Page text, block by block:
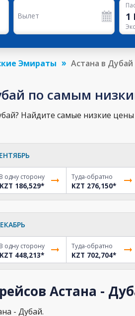
Вылет 1
Эмираты Астана в Дубай
по самым
Найдите самые низкие
В одну сторону
KZT 186,529*
Туда-обратно
KZT 276,150*
В одну сторону
KZT 448,213*
Туда-обратно
KZT 702,704*
Астана -
- Дубай.